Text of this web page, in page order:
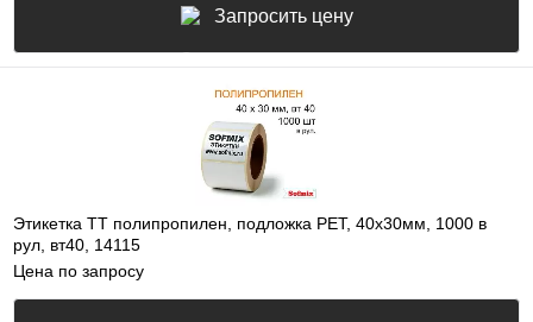
Запросить цену
Этикетка ТТ полипропилен, подложка РЕТ, 40х30мм, 1000 в
рул, вт40, 14115
Цена по запросу